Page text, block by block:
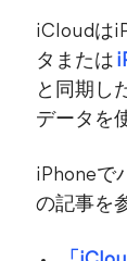
iCloudは
タまたは
と同期し
データを
iPhoneで
の記事を